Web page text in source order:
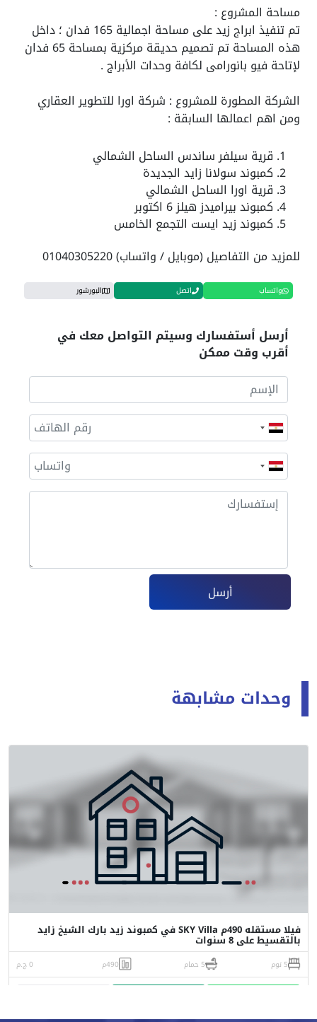
مساحة المشروع :
تم تنفيذ ابراج زيد على مساحة اجمالية 165 فدان ؛ داخل
هذه المساحة تم تصميم حديقة مركزية بمساحة 65 فدان
لإتاحة فيو بانورامى لكافة وحدات الأبراج .
الشركة المطورة للمشروع : شركة اورا للتطوير العقاري
ومن اهم اعمالها السابقة :
قرية سيلفر ساندس الساحل الشمالي
كمبوند سولانا زايد الجديدة
قرية اورا الساحل الشمالي
كمبوند بيراميدز هيلز 6 اكتوبر
كمبوند زيد ايست التجمع الخامس
للمزيد من التفاصيل (موبايل / واتساب) 01040305220
واتساب اتصل البورشور
أرسل أستفسارك وسيتم التواصل معك في
أقرب وقت ممكن
أرسل
وحدات مشابهة
فيلا مستقله 490م SKY Villa في كمبوند زيد بارك الشيخ زايد
بالتقسيط على 8 سنوات
5 نوم 5 حمام 490م 0 ج.م